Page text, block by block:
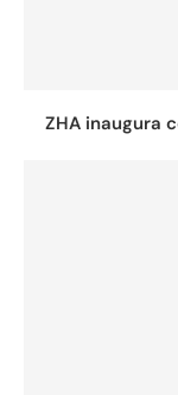
ZHA inaugura